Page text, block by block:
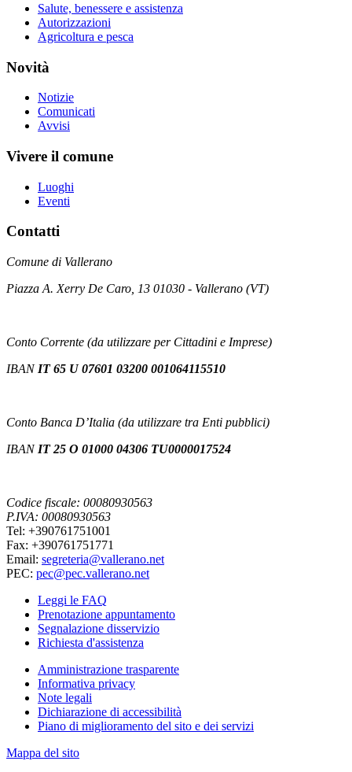
Salute, benessere e assistenza
Autorizzazioni
Agricoltura e pesca
Novità
Notizie
Comunicati
Avvisi
Vivere il comune
Luoghi
Eventi
Contatti
Comune di Vallerano
Piazza A. Xerry De Caro, 13 01030 - Vallerano (VT)
Conto Corrente (da utilizzare per Cittadini e Imprese)
IBAN IT 65 U 07601 03200 001064115510
Conto Banca D’Italia (da utilizzare tra Enti pubblici)
IBAN IT 25 O 01000 04306 TU0000017524
Codice fiscale: 00080930563
P.IVA: 00080930563
Tel: +390761751001
Fax: +390761751771
Email: segreteria@vallerano.net
PEC: pec@pec.vallerano.net
Leggi le FAQ
Prenotazione appuntamento
Segnalazione disservizio
Richiesta d'assistenza
Amministrazione trasparente
Informativa privacy
Note legali
Dichiarazione di accessibilità
Piano di miglioramento del sito e dei servizi
Mappa del sito